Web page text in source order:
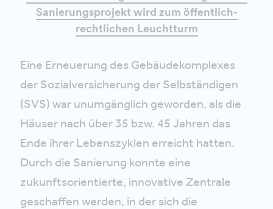
Sanierungsprojekt wird zum öffentlich-
rechtlichen Leuchtturm
Eine Erneuerung des Gebäudekomplexes
der Sozialversicherung der Selbständigen
(SVS) war unumgänglich geworden, als die
Häuser nach über 35 bzw. 45 Jahren das
Ende ihrer Lebenszyklen erreicht hatten.
Durch die Sanierung konnte eine
zukunftsorientierte, innovative Zentrale
geschaffen werden, in der sich die